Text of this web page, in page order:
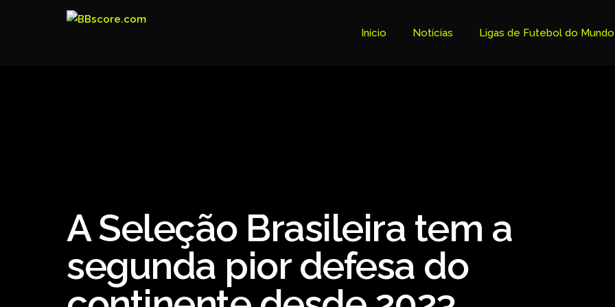
Início Notícias Ligas de Futebol do Mundo
Ligue 1
A Seleção Brasileira tem a
segunda pior defesa do